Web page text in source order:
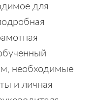
для
необходимые
и личная